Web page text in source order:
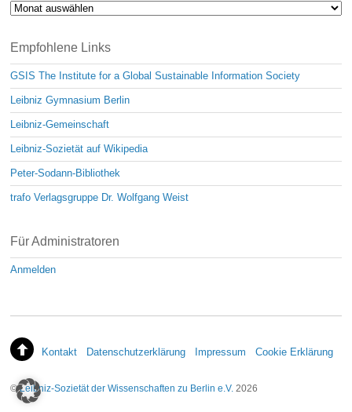
Archiv
Empfohlene Links
GSIS The Institute for a Global Sustainable Information Society
Leibniz Gymnasium Berlin
Leibniz-Gemeinschaft
Leibniz-Sozietät auf Wikipedia
Peter-Sodann-Bibliothek
trafo Verlagsgruppe Dr. Wolfgang Weist
Für Administratoren
Anmelden
Kontakt Datenschutzerklärung Impressum Cookie Erklärung
©Leibniz-Sozietät der Wissenschaften zu Berlin e.V. 2026